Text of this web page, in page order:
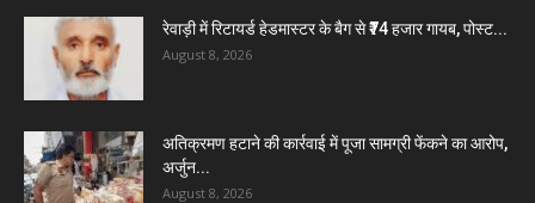
रेवाड़ी में रिटायर्ड हेडमास्टर के बैग से ₹74 हजार गायब, पोस्ट...
August 8, 2026
अतिक्रमण हटाने की कार्रवाई में पूजा सामग्री फेंकने का आरोप,
अर्जुन...
August 8, 2026